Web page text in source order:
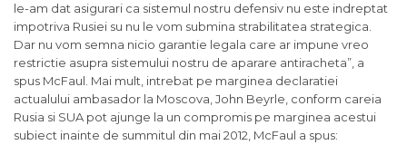
le-am dat asigurari ca sistemul nostru defensiv nu este indreptat
impotriva Rusiei su nu le vom submina strabilitatea strategica.
Dar nu vom semna nicio garantie legala care ar impune vreo
restrictie asupra sistemului nostru de aparare antiracheta”, a
spus McFaul. Mai mult, intrebat pe marginea declaratiei
actualului ambasador la Moscova, John Beyrle, conform careia
Rusia si SUA pot ajunge la un compromis pe marginea acestui
subiect inainte de summitul din mai 2012, McFaul a spus: